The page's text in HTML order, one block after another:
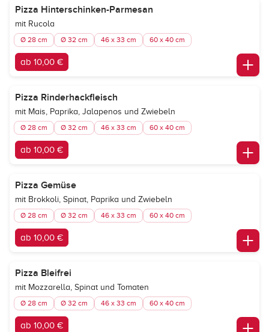
Pizza Hinterschinken-Parmesan
mit Rucola
Ø 28 cm Ø 32 cm 46 x 33 cm 60 x 40 cm
ab 10,00 €
Pizza Rinderhackfleisch
mit Mais, Paprika, Jalapenos und Zwiebeln
Ø 28 cm Ø 32 cm 46 x 33 cm 60 x 40 cm
ab 10,00 €
Pizza Gemüse
mit Brokkoli, Spinat, Paprika und Zwiebeln
Ø 28 cm Ø 32 cm 46 x 33 cm 60 x 40 cm
ab 10,00 €
Pizza Bleifrei
mit Mozzarella, Spinat und Tomaten
Ø 28 cm Ø 32 cm 46 x 33 cm 60 x 40 cm
ab 10,00 €